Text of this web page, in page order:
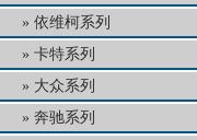
依维柯系列
卡特系列
大众系列
奔驰系列